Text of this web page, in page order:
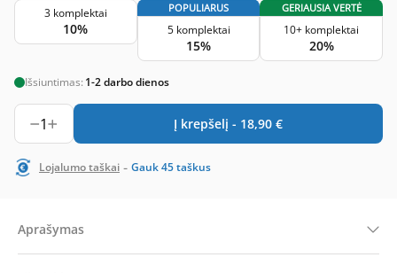
3 komplektai
10%
POPULIARUS
5 komplektai
15%
GERIAUSIA VERTĖ
10+ komplektai
20%
Išsiuntimas: 1-2 darbo dienos
1 Į krepšelį - 18,90 €
Lojalumo taškai - Gauk45taškus
Aprašymas